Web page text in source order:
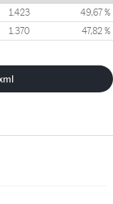
1.423 49,67 %
1.370 47,82 %